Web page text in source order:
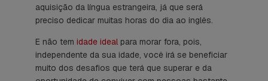
aquisição da língua estrangeira, já que será
preciso dedicar muitas horas do dia ao inglês.
E não tem idade ideal para morar fora, pois,
independente da sua idade, você irá se beneficiar
muito dos desafios que terá que superar e da